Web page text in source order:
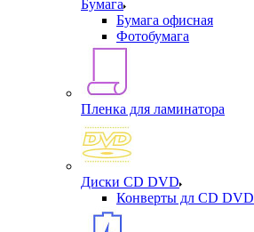
Бумага
Бумага офисная
Фотобумага
Пленка для ламинатора
Диски CD DVD
Конверты дл CD DVD